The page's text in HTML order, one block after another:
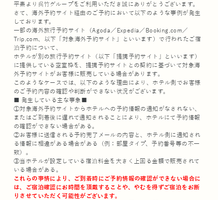
平素より呉竹グループをご利用いただき誠にありがとうございます。
さて、海外予約サイト経由のご予約において以下のような事例が発生
しております。
一部の海外旅行予約サイト（Agoda／Expedia／Booking.com／
Trip.com、以下「対象海外予約サイト」といいます）で行われたご宿
泊予約について、
ホテルが別の旅行予約サイト（以下「提携予約サイト」といいます）
に提供している空室枠を、提携予約サイトとの契約に基づいて対象海
外予約サイトがお客様に販売している場合があります。
このようなケースでは、以下のような理由により、ホテル側でお客様
のご予約内容の確認や判断ができない状況がございます。
■ 発生している主な事象■
①対象海外予約サイトからホテルへの予約情報の通知がなされない、
またはご到着後に遅れて通知されることにより、ホテルにて予約情報
の確認ができない場合がある。
②お客様に送信される予約完了メールの内容と、ホテル側に通知され
る情報に相違がある場合がある（例：部屋タイプ、予約番号等の不一
致）。
③当ホテルが設定している宿泊料金を大きく上回る金額で販売されて
いる場合がある。
これらの事情により、ご到着時にご予約情報の確認ができない場合に
は、ご宿泊確認にお時間を頂戴することや、やむを得ずご宿泊をお断
りさせていただく可能性がございます。